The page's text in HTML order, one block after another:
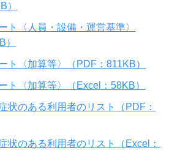
）
ト〈人員・設備・運営基準〉
）
ト〈加算等〉（PDF：811KB）
ト〈加算等〉（Excel：58KB）
状のある利用者のリスト（PDF：
状のある利用者のリスト（Excel：